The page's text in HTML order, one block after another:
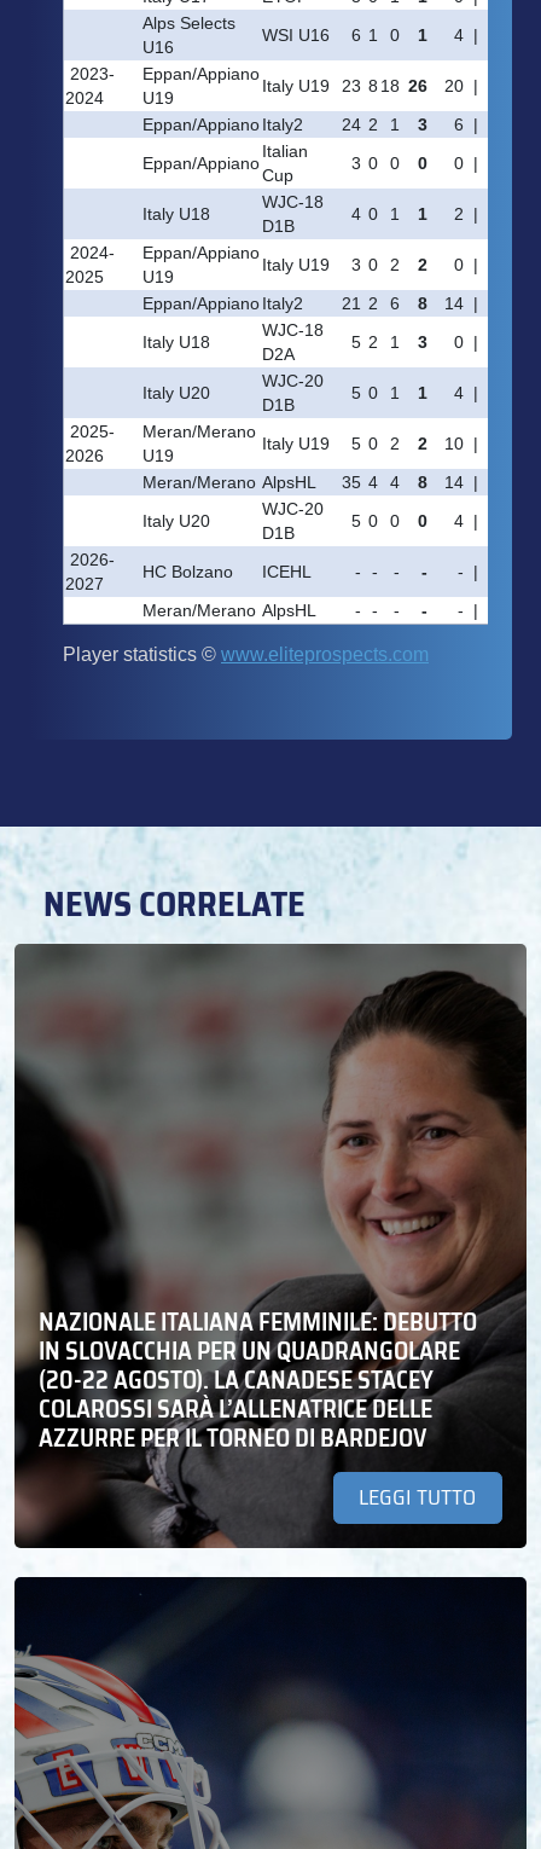
NEWS CORRELATE
NAZIONALE ITALIANA FEMMINILE: DEBUTTO
IN SLOVACCHIA PER UN QUADRANGOLARE
(20-22 AGOSTO). LA CANADESE STACEY
COLAROSSI SARÀ L’ALLENATRICE DELLE
AZZURRE PER IL TORNEO DI BARDEJOV
LEGGI TUTTO